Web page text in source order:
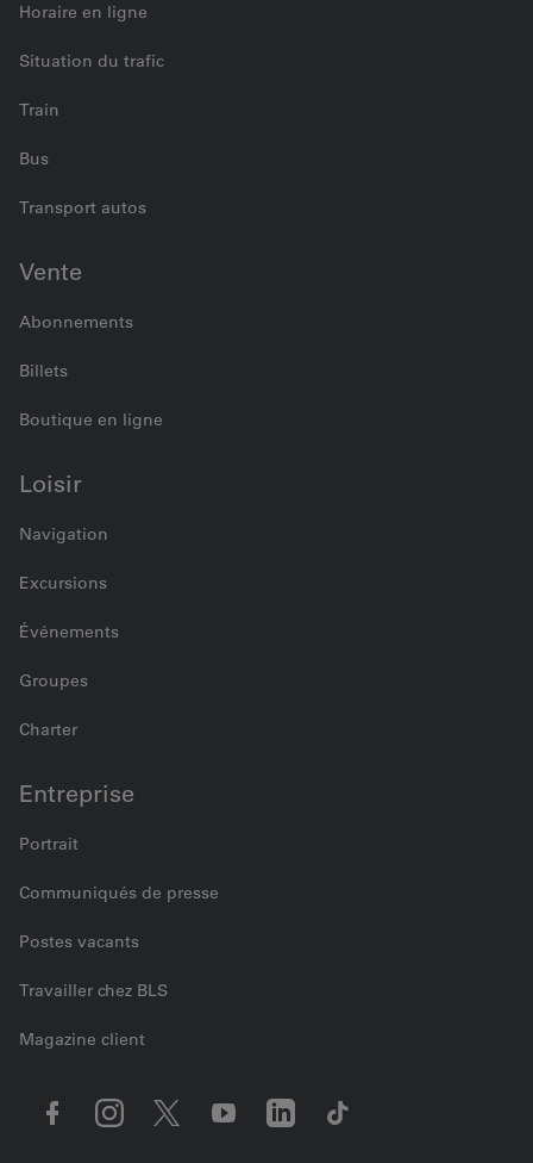
Horaire en ligne
Situation du trafic
Train
Bus
Transport autos
Vente
Abonnements
Billets
Boutique en ligne
Loisir
Navigation
Excursions
Événements
Groupes
Charter
Entreprise
Portrait
Communiqués de presse
Postes vacants
Travailler chez BLS
Magazine client